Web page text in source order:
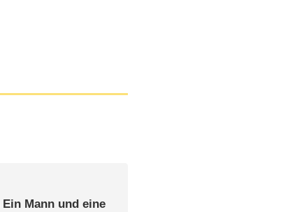
Ein Mann und eine